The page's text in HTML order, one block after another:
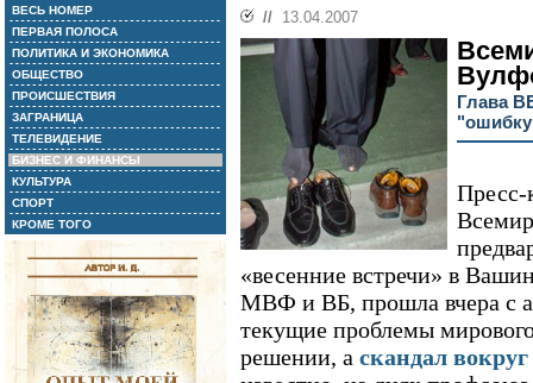
ВЕСЬ НОМЕР
ПЕРВАЯ ПОЛОСА
ПОЛИТИКА И ЭКОНОМИКА
ОБЩЕСТВО
ПРОИСШЕСТВИЯ
ЗАГРАНИЦА
ТЕЛЕВИДЕНИЕ
БИЗНЕС И ФИНАНСЫ
КУЛЬТУРА
СПОРТ
КРОМЕ ТОГО
// 13.04.2007
Глава
Пресс-
«весенние встречи» в
МВФ и ВБ, прошла вчера с
текущие проблемы
решении, а скандал